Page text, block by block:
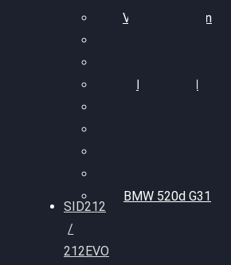
VW T6 Multivan
BMW 120d
BMW 520d G31
SID212
/
212EVO